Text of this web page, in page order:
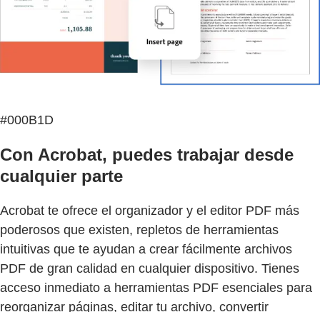
#000B1D
Con Acrobat, puedes trabajar desde
cualquier parte
Acrobat te ofrece el organizador y el editor PDF más
poderosos que existen, repletos de herramientas
intuitivas que te ayudan a crear fácilmente archivos
PDF de gran calidad en cualquier dispositivo. Tienes
acceso inmediato a herramientas PDF esenciales para
reorganizar páginas, editar tu archivo, convertir